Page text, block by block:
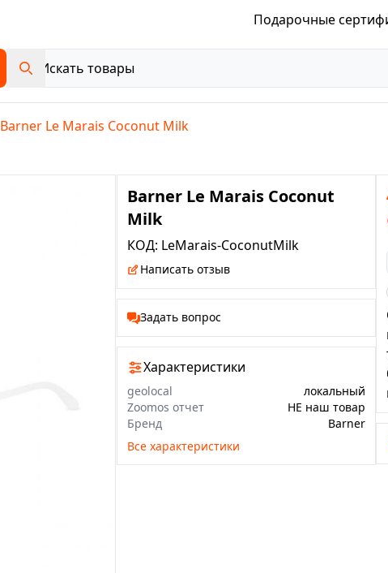
Подарочные
Barner Le Marais Coconut Milk
Barner Le Marais Coconut
Milk
КОД: LeMarais-CoconutMilk
Написать отзыв
Задать вопрос
Характеристики
geolocal
локальный
Zoomos отчет
НЕ наш товар
Бренд
Barner
Все характеристики